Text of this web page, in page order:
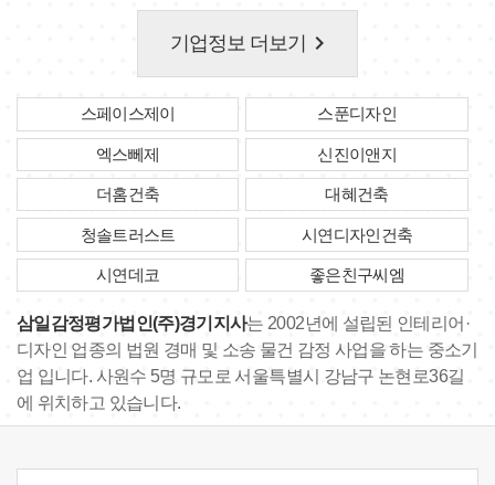
기업정보 더보기 keyboard_arrow_right
스페이스제이 스푼디자인
엑스뻬제 신진이앤지
더홈건축 대혜건축
청솔트러스트 시연디자인건축
시연데코 좋은친구씨엠
삼일감정평가법인(주)경기지사는 2002년에 설립된 인테리어·
디자인 업종의 법원 경매 및 소송 물건 감정 사업을 하는 중소기
업 입니다. 사원수 5명 규모로 서울특별시 강남구 논현로36길
에 위치하고 있습니다.